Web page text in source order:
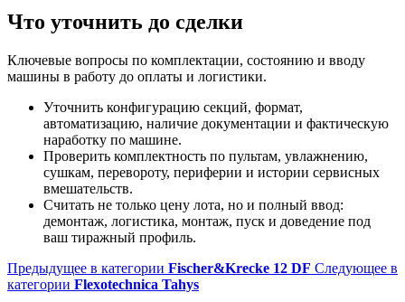
Что уточнить до сделки
Ключевые вопросы по комплектации, состоянию и вводу
машины в работу до оплаты и логистики.
Уточнить конфигурацию секций, формат,
автоматизацию, наличие документации и фактическую
наработку по машине.
Проверить комплектность по пультам, увлажнению,
сушкам, перевороту, периферии и истории сервисных
вмешательств.
Считать не только цену лота, но и полный ввод:
демонтаж, логистика, монтаж, пуск и доведение под
ваш тиражный профиль.
Предыдущее в категории Fischer&Krecke 12 DF Следующее в
категории Flexotechnica Tahys